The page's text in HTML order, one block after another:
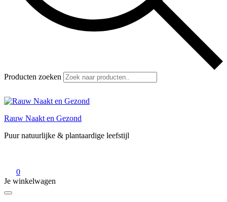
Producten zoeken
Rauw Naakt en Gezond
Puur natuurlijke & plantaardige leefstijl
0
Je winkelwagen